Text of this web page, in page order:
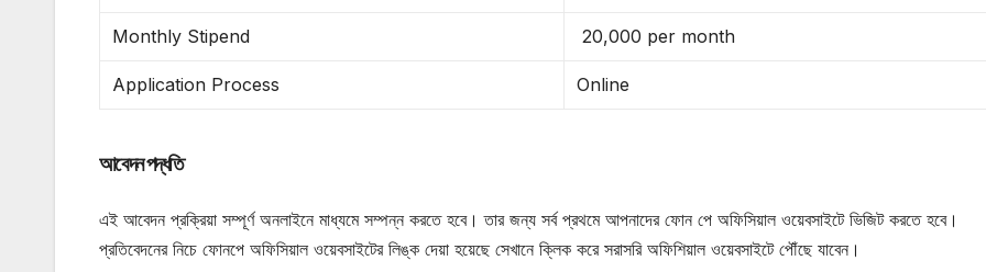
Monthly Stipend 20,000 per month
Application Process Online
আবেদন পদ্ধতি
এই আবেদন প্রক্রিয়া সম্পূর্ণ অনলাইনে মাধ্যমে সম্পন্ন করতে হবে। তার জন্য সর্ব প্রথমে আপনাদের ফোন পে অফিসিয়াল ওয়েবসাইটে ভিজিট করতে হবে।
প্রতিবেদনের নিচে ফোনপে অফিসিয়াল ওয়েবসাইটের লিঙ্ক দেয়া হয়েছে সেখানে ক্লিক করে সরাসরি অফিশিয়াল ওয়েবসাইটে পৌঁছে যাবেন।